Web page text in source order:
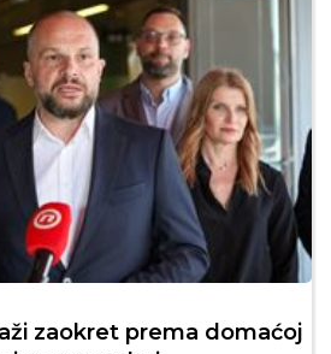
zaokret prema domaćoj